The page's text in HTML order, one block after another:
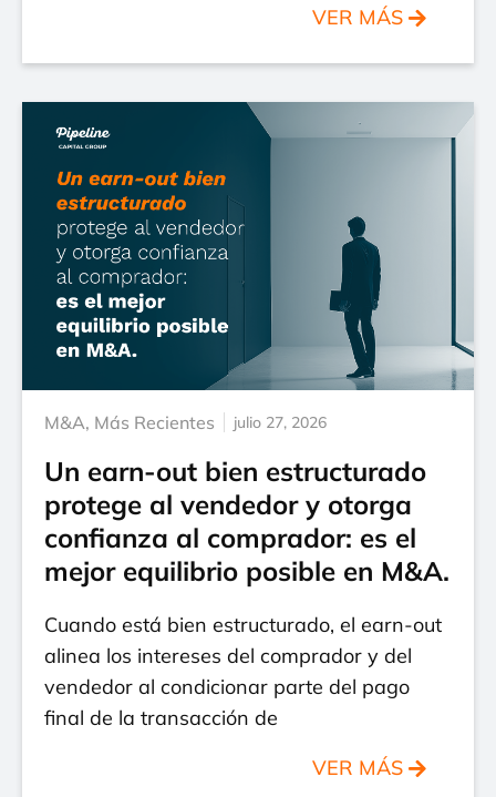
VER MÁS
M&A, Más Recientes julio 27, 2026
Un earn-out bien estructurado
protege al vendedor y otorga
confianza al comprador: es el
mejor equilibrio posible en M&A.
Cuando está bien estructurado, el earn-out
alinea los intereses del comprador y del
vendedor al condicionar parte del pago
final de la transacción de
VER MÁS